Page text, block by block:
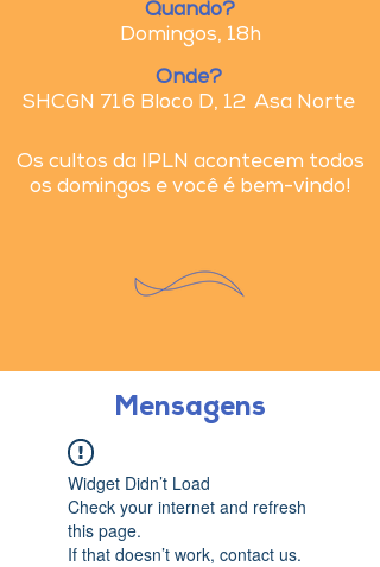
Quando?
Domingos, 18h
Onde?
SHCGN 716 Bloco D, 12 Asa Norte
Os cultos da IPLN acontecem todos
os domingos e você é bem-vindo!
Mensagens
Widget Didn’t Load
Check your internet and refresh
this page.
If that doesn’t work, contact us.